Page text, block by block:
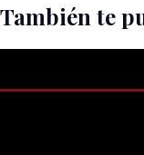
También te